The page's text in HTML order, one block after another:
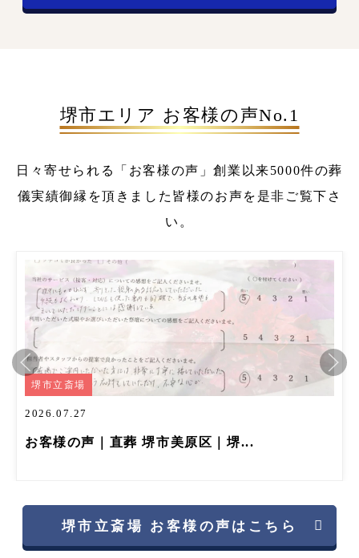
堺市エリア お客様の声No.1
日々寄せられる「お客様の声」創業以来5000件の葬
儀実績御縁を頂きました皆様のお声を是非ご覧下さ
い。
堺市立斎場
2026.07.27
お客様の声｜直葬 堺市美原区｜堺...
堺市立斎場 お客様の声はこちら